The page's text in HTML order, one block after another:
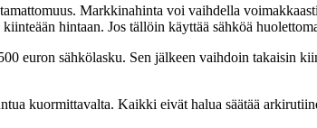
Markkinahinta voi vaihdella
hintaan. Jos tällöin käyttää sähköä
euron sähkölasku. Sen jälkeen vaihdoin takaisin
kuormittavalta. Kaikki eivät halua säätää